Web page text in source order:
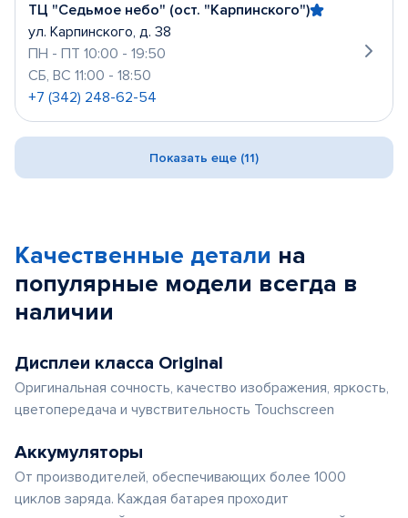
ТЦ "Седьмое небо" (ост. "Карпинского")
ул. Карпинского, д. 38
ПН - ПТ 10:00 - 19:50
СБ, ВС 11:00 - 18:50
+7 (342) 248-62-54
Показать еще (11)
Качественные детали на
популярные модели всегда в
наличии
Дисплеи класса Original
Оригинальная сочность, качество изображения, яркость,
цветопередача и чувствительность Touchscreen
Аккумуляторы
От производителей, обеспечивающих более 1000
циклов заряда. Каждая батарея проходит